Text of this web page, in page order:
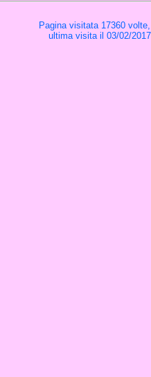
Pagina visitata 17360
ultima visita il 03/02/